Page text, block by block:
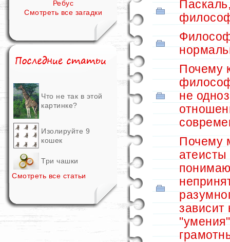
Ребус
Смотреть все загадки
Что не так в этой
картинке?
Изолируйте 9
кошек
Три чашки
Смотреть все статьи
Почему
не
Почему
атеисты
зависит